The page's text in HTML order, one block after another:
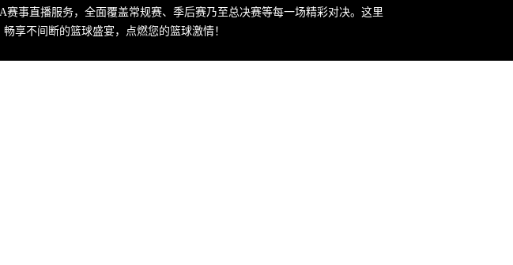
事直播服务，全面覆盖常规赛、季后赛乃至总决赛等每一场精彩对决。这里
享不间断的篮球盛宴，点燃您的篮球激情！